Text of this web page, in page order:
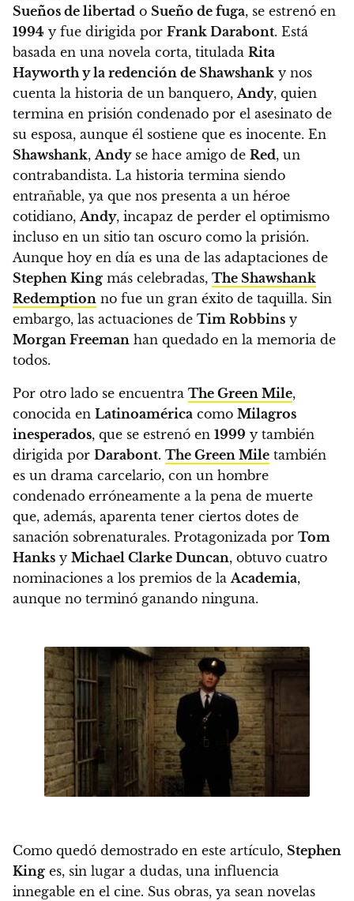
Sueños de libertad o Sueño de fuga, se estrenó en
1994 y fue dirigida por Frank Darabont. Está
basada en una novela corta, titulada Rita
Hayworth y la redención de Shawshank y nos
cuenta la historia de un banquero,Andy, quien
termina en prisión condenado por el asesinato de
su esposa, aunque él sostiene que es inocente. En
Shawshank,Andyse hace amigo de Red, un
contrabandista. La historia termina siendo
entrañable, ya que nos presenta a un héroe
cotidiano,Andy, incapaz de perder el optimismo
incluso en un sitio tan oscuro como la prisión.
Aunque hoy en día es una de las adaptaciones de
Stephen King más celebradas, The Shawshank
Redemption no fue un gran éxito de taquilla. Sin
embargo, las actuaciones de Tim Robbins y
Morgan Freeman han quedado en la memoria de
todos.
Por otro lado se encuentra The Green Mile,
conocida en Latinoamérica como Milagros
inesperados, que se estrenó en 1999 y también
dirigida por Darabont. The Green Mile también
es un drama carcelario, con un hombre
condenado erróneamente a la pena de muerte
que, además, aparenta tener ciertos dotes de
sanación sobrenaturales. Protagonizada por Tom
Hanks y Michael Clarke Duncan, obtuvo cuatro
nominaciones a los premios de laAcademia,
aunque no terminó ganando ninguna.
Como quedó demostrado en este artículo, Stephen
King es, sin lugar a dudas, una influencia
innegable en el cine. Sus obras, ya sean novelas